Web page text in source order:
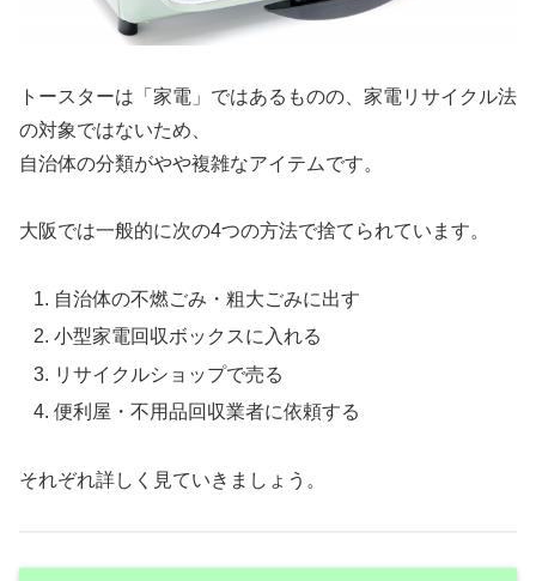
トースターは「家電」ではあるものの、家電リサイクル法
の対象ではないため、
自治体の分類がやや複雑なアイテムです。
大阪では一般的に次の4つの方法で捨てられています。
自治体の不燃ごみ・粗大ごみに出す
小型家電回収ボックスに入れる
リサイクルショップで売る
便利屋・不用品回収業者に依頼する
それぞれ詳しく見ていきましょう。